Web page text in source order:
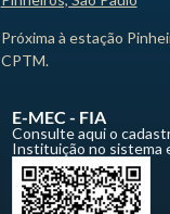
Próxima à estação
CPTM.
E-MEC - FIA
Consulte aqui o
Instituição no sistema